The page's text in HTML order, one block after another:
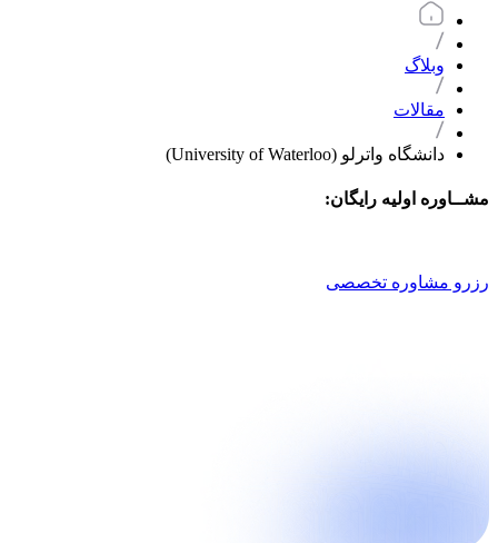
وبلاگ
مقالات
دانشگاه واترلو (University of Waterloo)
مشــاوره اولیه رایگان:
رزرو مشاوره تخصصی